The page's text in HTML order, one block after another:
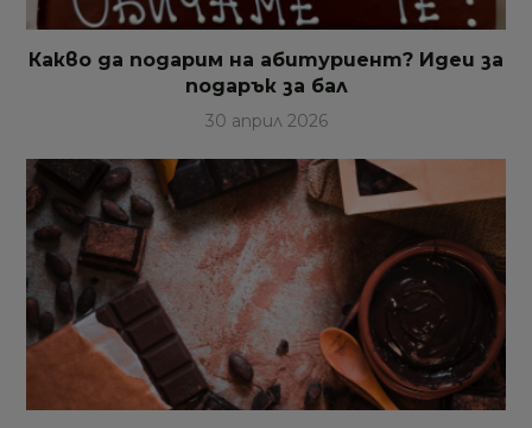
Какво да подарим на абитуриент? Идеи за
подарък за бал
30 април 2026